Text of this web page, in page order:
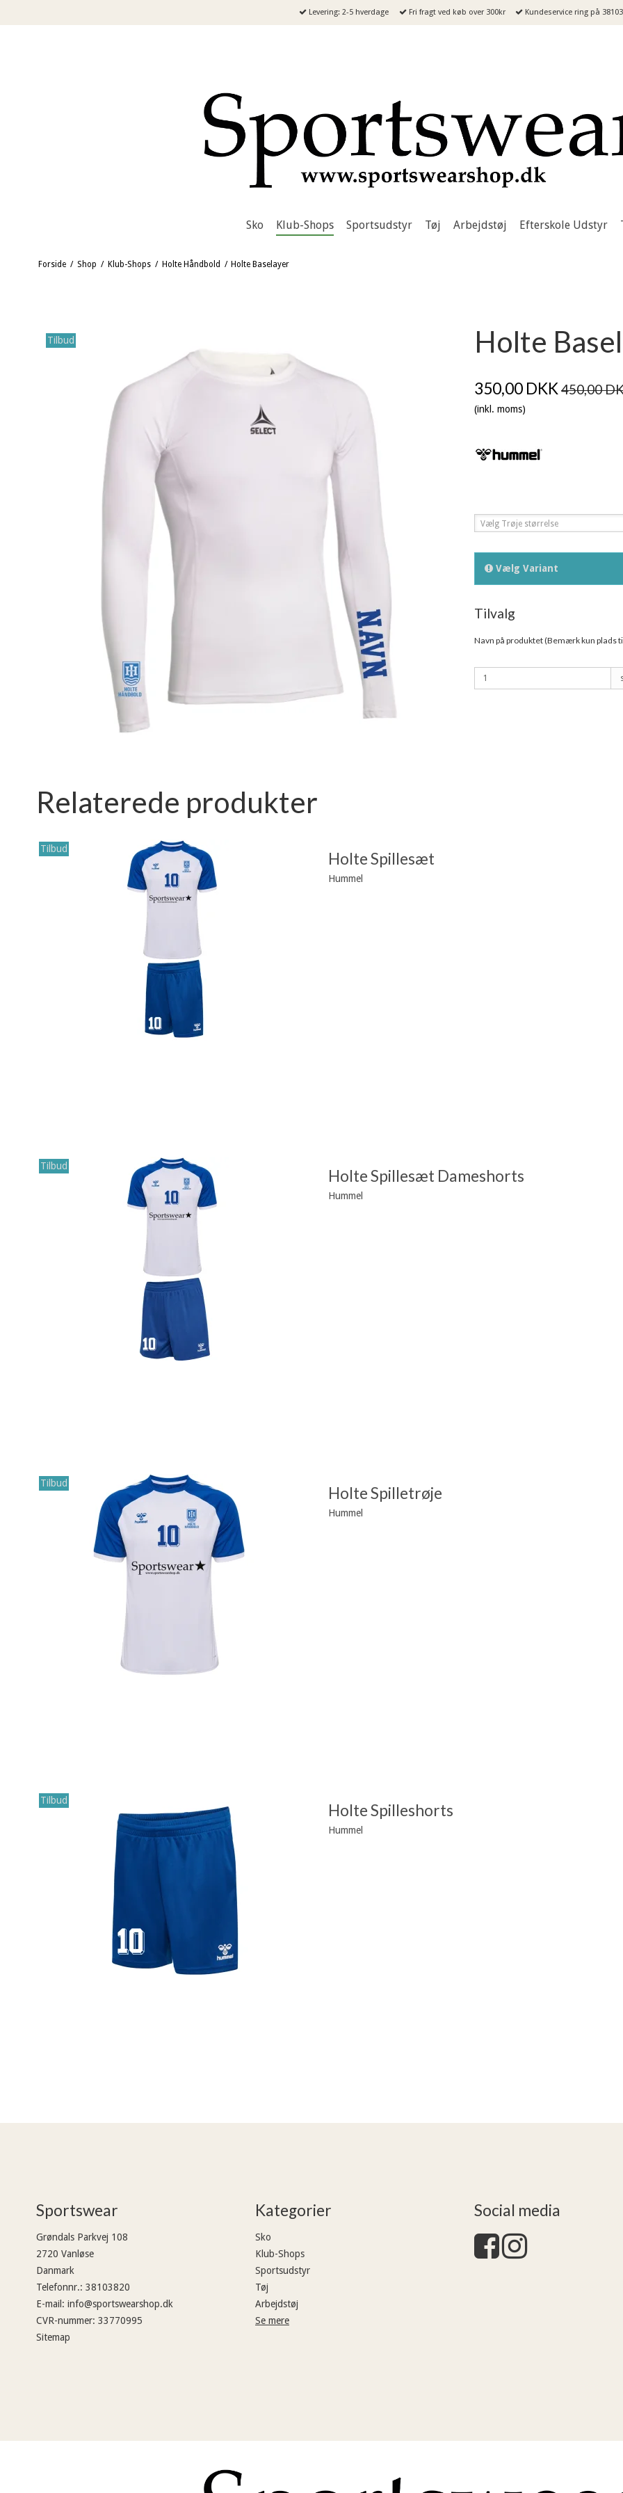
Levering: 2-5 hverdage Fri fragt ved køb over 300kr Kundeservice ring på
Sko Klub-Shops Sportsudstyr Tøj Arbejdstøj Efterskole Udstyr
Forside / Shop / Klub-Shops / Holte Håndbold / Holte Baselayer
Tilbud Holte
350,00 DKK450,00
(inkl. moms)
Vælg Trøje størrelse
Vælg Variant
Tilvalg
Navn på produktet (Bemærk kun plads
Relaterede produkter
Tilbud
Holte Spillesæt
Hummel
Tilbud
Holte Spillesæt Dameshorts
Hummel
Tilbud
Holte Spilletrøje
Hummel
Tilbud
Holte Spilleshorts
Hummel
Sportswear
Grøndals Parkvej 108
2720 Vanløse
Danmark
Telefonnr.: 38103820
E-mail : info@sportswearshop.dk
CVR-nummer: 33770995
Sitemap
Kategorier
Sko
Klub-Shops
Sportsudstyr
Tøj
Arbejdstøj
Se mere
Social media